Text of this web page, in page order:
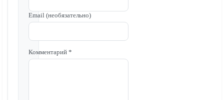
Email (необязательно)
Комментарий *